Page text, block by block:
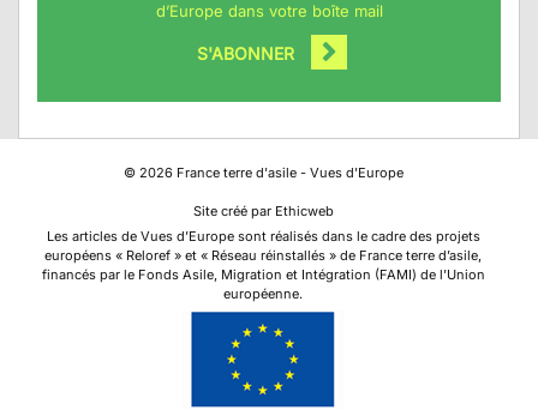
d’Europe dans votre boîte mail
S'ABONNER
© 2026France terre d'asile - Vues d'Europe
Site créé par Ethicweb
Les articles de Vues d’Europe sont réalisés dans le cadre des projets
européens « Reloref » et « Réseau réinstallés » de France terre d’asile,
financés par le Fonds Asile, Migration et Intégration (FAMI) de l’Union
européenne.